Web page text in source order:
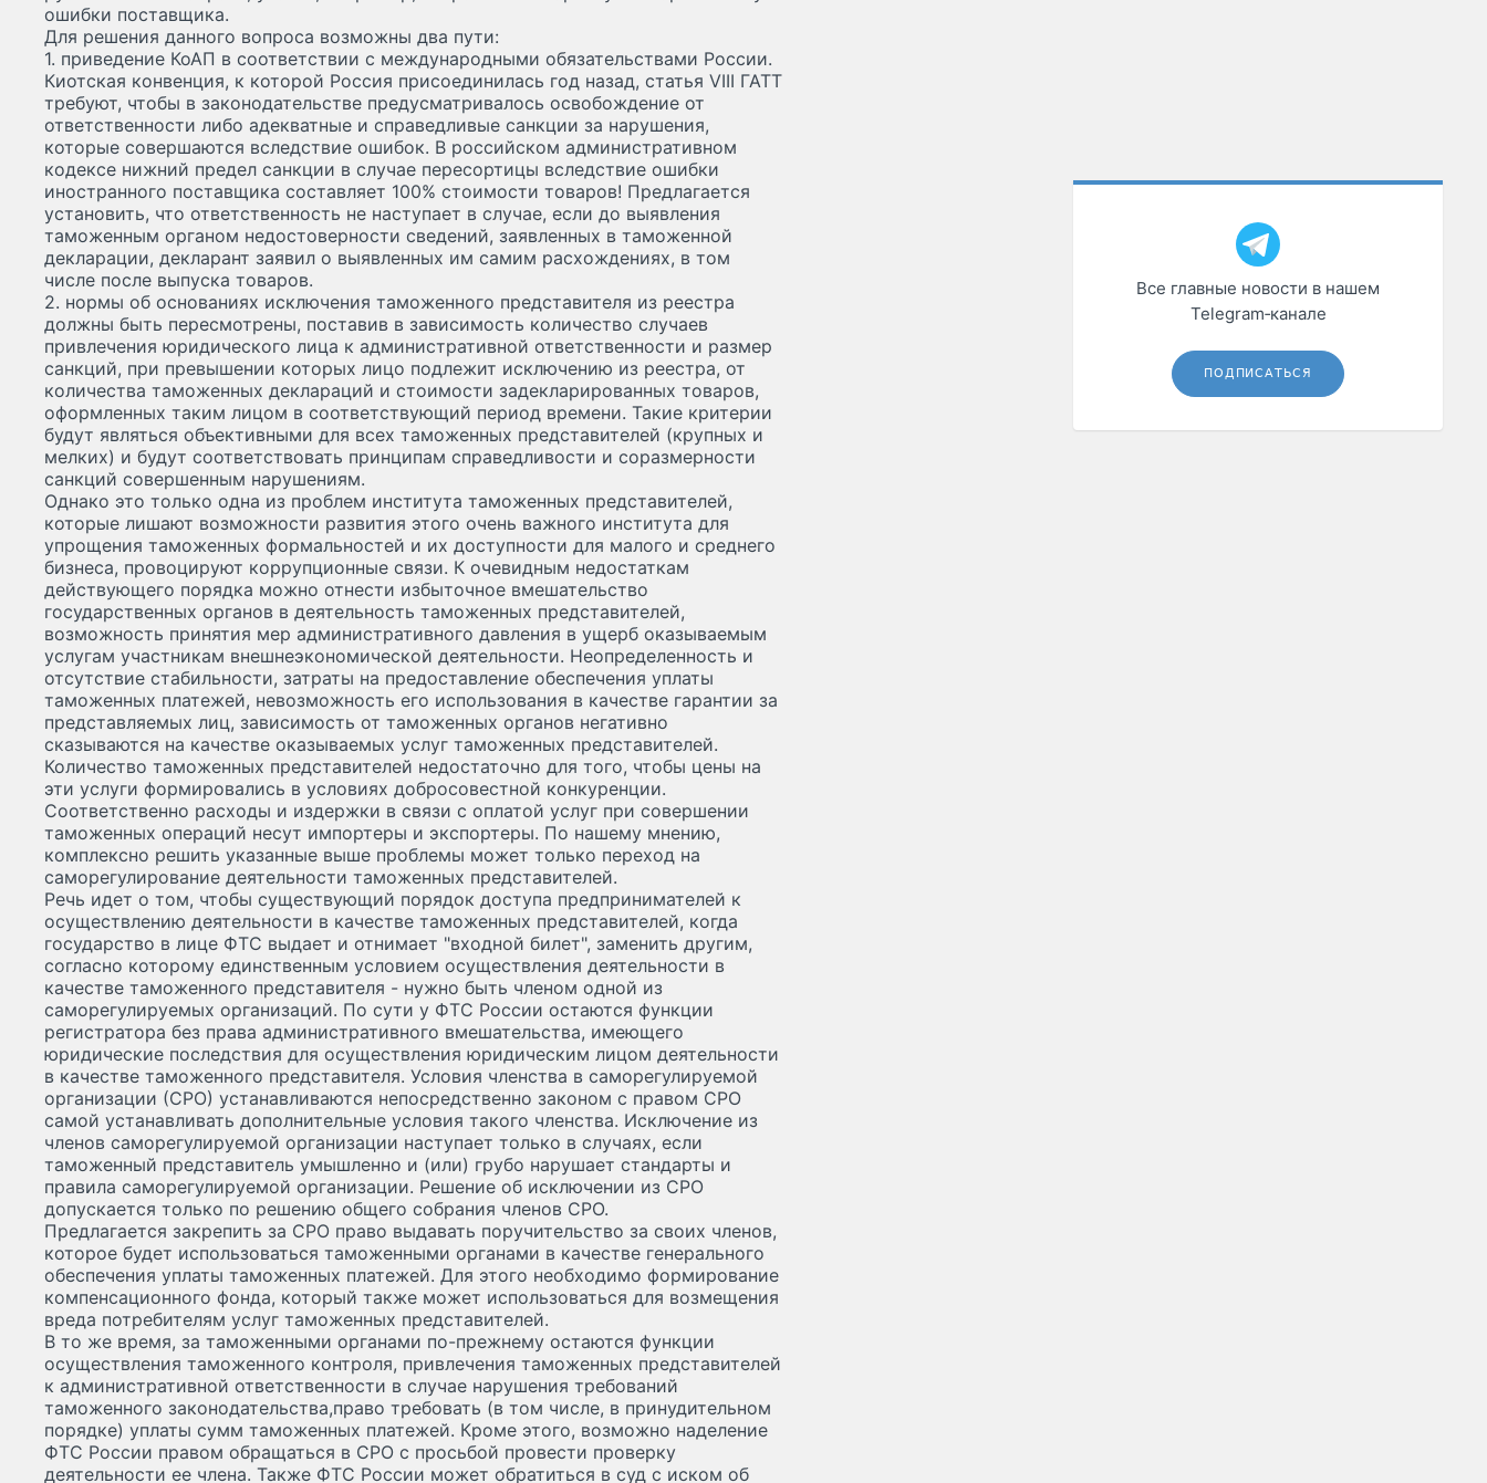
ошибки поставщика.
Для решения данного вопроса возможны два пути:
1. приведение КоАП в соответствии с международными обязательствами России.
Киотская конвенция, к которой Россия присоединилась год назад, статья VIII ГАТТ
требуют, чтобы в законодательстве предусматривалось освобождение от
ответственности либо адекватные и справедливые санкции за нарушения,
которые совершаются вследствие ошибок. В российском административном
кодексе нижний предел санкции в случае пересортицы вследствие ошибки
иностранного поставщика составляет 100% стоимости товаров! Предлагается
установить, что ответственность не наступает в случае, если до выявления
таможенным органом недостоверности сведений, заявленных в таможенной
декларации, декларант заявил о выявленных им самим расхождениях, в том
числе после выпуска товаров.
2. нормы об основаниях исключения таможенного представителя из реестра
должны быть пересмотрены, поставив в зависимость количество случаев
привлечения юридического лица к административной ответственности и размер
санкций, при превышении которых лицо подлежит исключению из реестра, от
количества таможенных деклараций и стоимости задекларированных товаров,
оформленных таким лицом в соответствующий период времени. Такие критерии
будут являться объективными для всех таможенных представителей (крупных и
мелких) и будут соответствовать принципам справедливости и соразмерности
санкций совершенным нарушениям.
Однако это только одна из проблем института таможенных представителей,
которые лишают возможности развития этого очень важного института для
упрощения таможенных формальностей и их доступности для малого и среднего
бизнеса, провоцируют коррупционные связи. К очевидным недостаткам
действующего порядка можно отнести избыточное вмешательство
государственных органов в деятельность таможенных представителей,
возможность принятия мер административного давления в ущерб оказываемым
услугам участникам внешнеэкономической деятельности. Неопределенность и
отсутствие стабильности, затраты на предоставление обеспечения уплаты
таможенных платежей, невозможность его использования в качестве гарантии за
представляемых лиц, зависимость от таможенных органов негативно
сказываются на качестве оказываемых услуг таможенных представителей.
Количество таможенных представителей недостаточно для того, чтобы цены на
эти услуги формировались в условиях добросовестной конкуренции.
Соответственно расходы и издержки в связи с оплатой услуг при совершении
таможенных операций несут импортеры и экспортеры. По нашему мнению,
комплексно решить указанные выше проблемы может только переход на
саморегулирование деятельности таможенных представителей.
Речь идет о том, чтобы существующий порядок доступа предпринимателей к
осуществлению деятельности в качестве таможенных представителей, когда
государство в лице ФТС выдает и отнимает "входной билет", заменить другим,
согласно которому единственным условием осуществления деятельности в
качестве таможенного представителя - нужно быть членом одной из
саморегулируемых организаций. По сути у ФТС России остаются функции
регистратора без права административного вмешательства, имеющего
юридические последствия для осуществления юридическим лицом деятельности
в качестве таможенного представителя. Условия членства в саморегулируемой
организации (СРО) устанавливаются непосредственно законом с правом СРО
самой устанавливать дополнительные условия такого членства. Исключение из
членов саморегулируемой организации наступает только в случаях, если
таможенный представитель умышленно и (или) грубо нарушает стандарты и
правила саморегулируемой организации. Решение об исключении из СРО
допускается только по решению общего собрания членов СРО.
Предлагается закрепить за СРО право выдавать поручительство за своих членов,
которое будет использоваться таможенными органами в качестве генерального
обеспечения уплаты таможенных платежей. Для этого необходимо формирование
компенсационного фонда, который также может использоваться для возмещения
вреда потребителям услуг таможенных представителей.
В то же время, за таможенными органами по-прежнему остаются функции
осуществления таможенного контроля, привлечения таможенных представителей
к административной ответственности в случае нарушения требований
таможенного законодательства,право требовать (в том числе, в принудительном
порядке) уплаты сумм таможенных платежей. Кроме этого, возможно наделение
ФТС России правом обращаться в СРО с просьбой провести проверку
деятельности ее члена. Также ФТС России может обратиться в суд с иском об
Все главные новости в нашем
Telegram‑канале
ПОДПИСАТЬСЯ